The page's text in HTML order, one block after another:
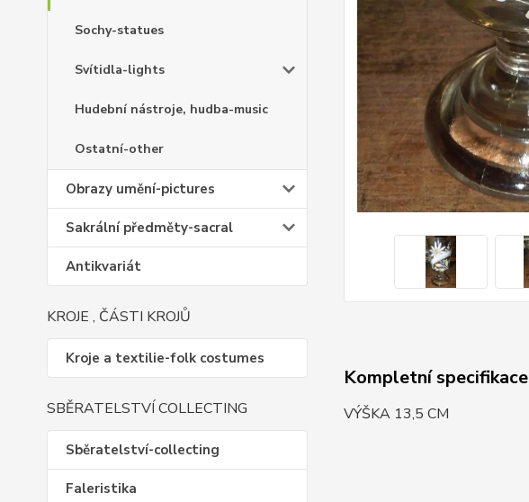
Sochy-statues
Svítidla-lights
Hudební nástroje, hudba-music
Ostatní-other
Obrazy umění-pictures
Sakrální předměty-sacral
Antikvariát
KROJE , ČÁSTI KROJŮ
Kroje a textilie-folk costumes
SBĚRATELSTVÍ COLLECTING
Sběratelství-collecting
Faleristika
Kompletní specifikace
VÝŠKA 13,5 CM